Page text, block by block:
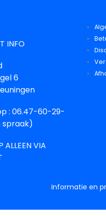
INFO
6
: 06.47-60-29-
spraak)
ALLEEN VIA
Informatie en